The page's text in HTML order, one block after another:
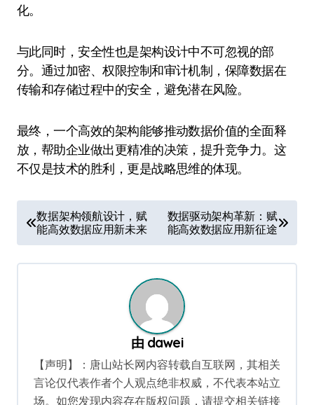
化。
与此同时，安全性也是架构设计中不可忽视的部
分。通过加密、权限控制和审计机制，保障数据在
传输和存储过程中的安全，避免潜在风险。
最终，一个高效的架构能够推动数据价值的全面释
放，帮助企业做出更精准的决策，提升竞争力。这
不仅是技术的胜利，更是战略思维的体现。
章
导
数据架构领航设计，赋
能高效数据应用新未来
数据驱动架构革新：赋
能高效数据应用新征途
由 dawei
【声明】：唐山站长网内容转载自互联网，其相关
言论仅代表作者个人观点绝非权威，不代表本站立
场。如您发现内容存在版权问题，请提交相关链接